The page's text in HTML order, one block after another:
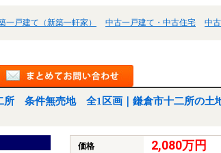
一戸建て（新築一軒家） 中古一戸建て・中古住宅 中
所 条件無売地 全1区画｜鎌倉市十二所の土
価格 2,080万円